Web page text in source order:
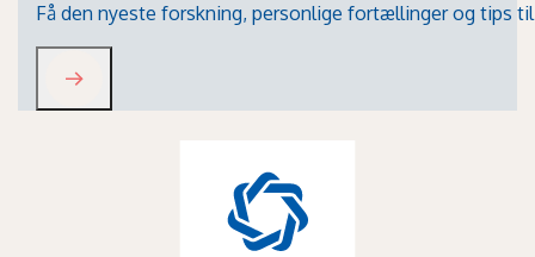
Få den nyeste forskning, personlige fortællinger og tips